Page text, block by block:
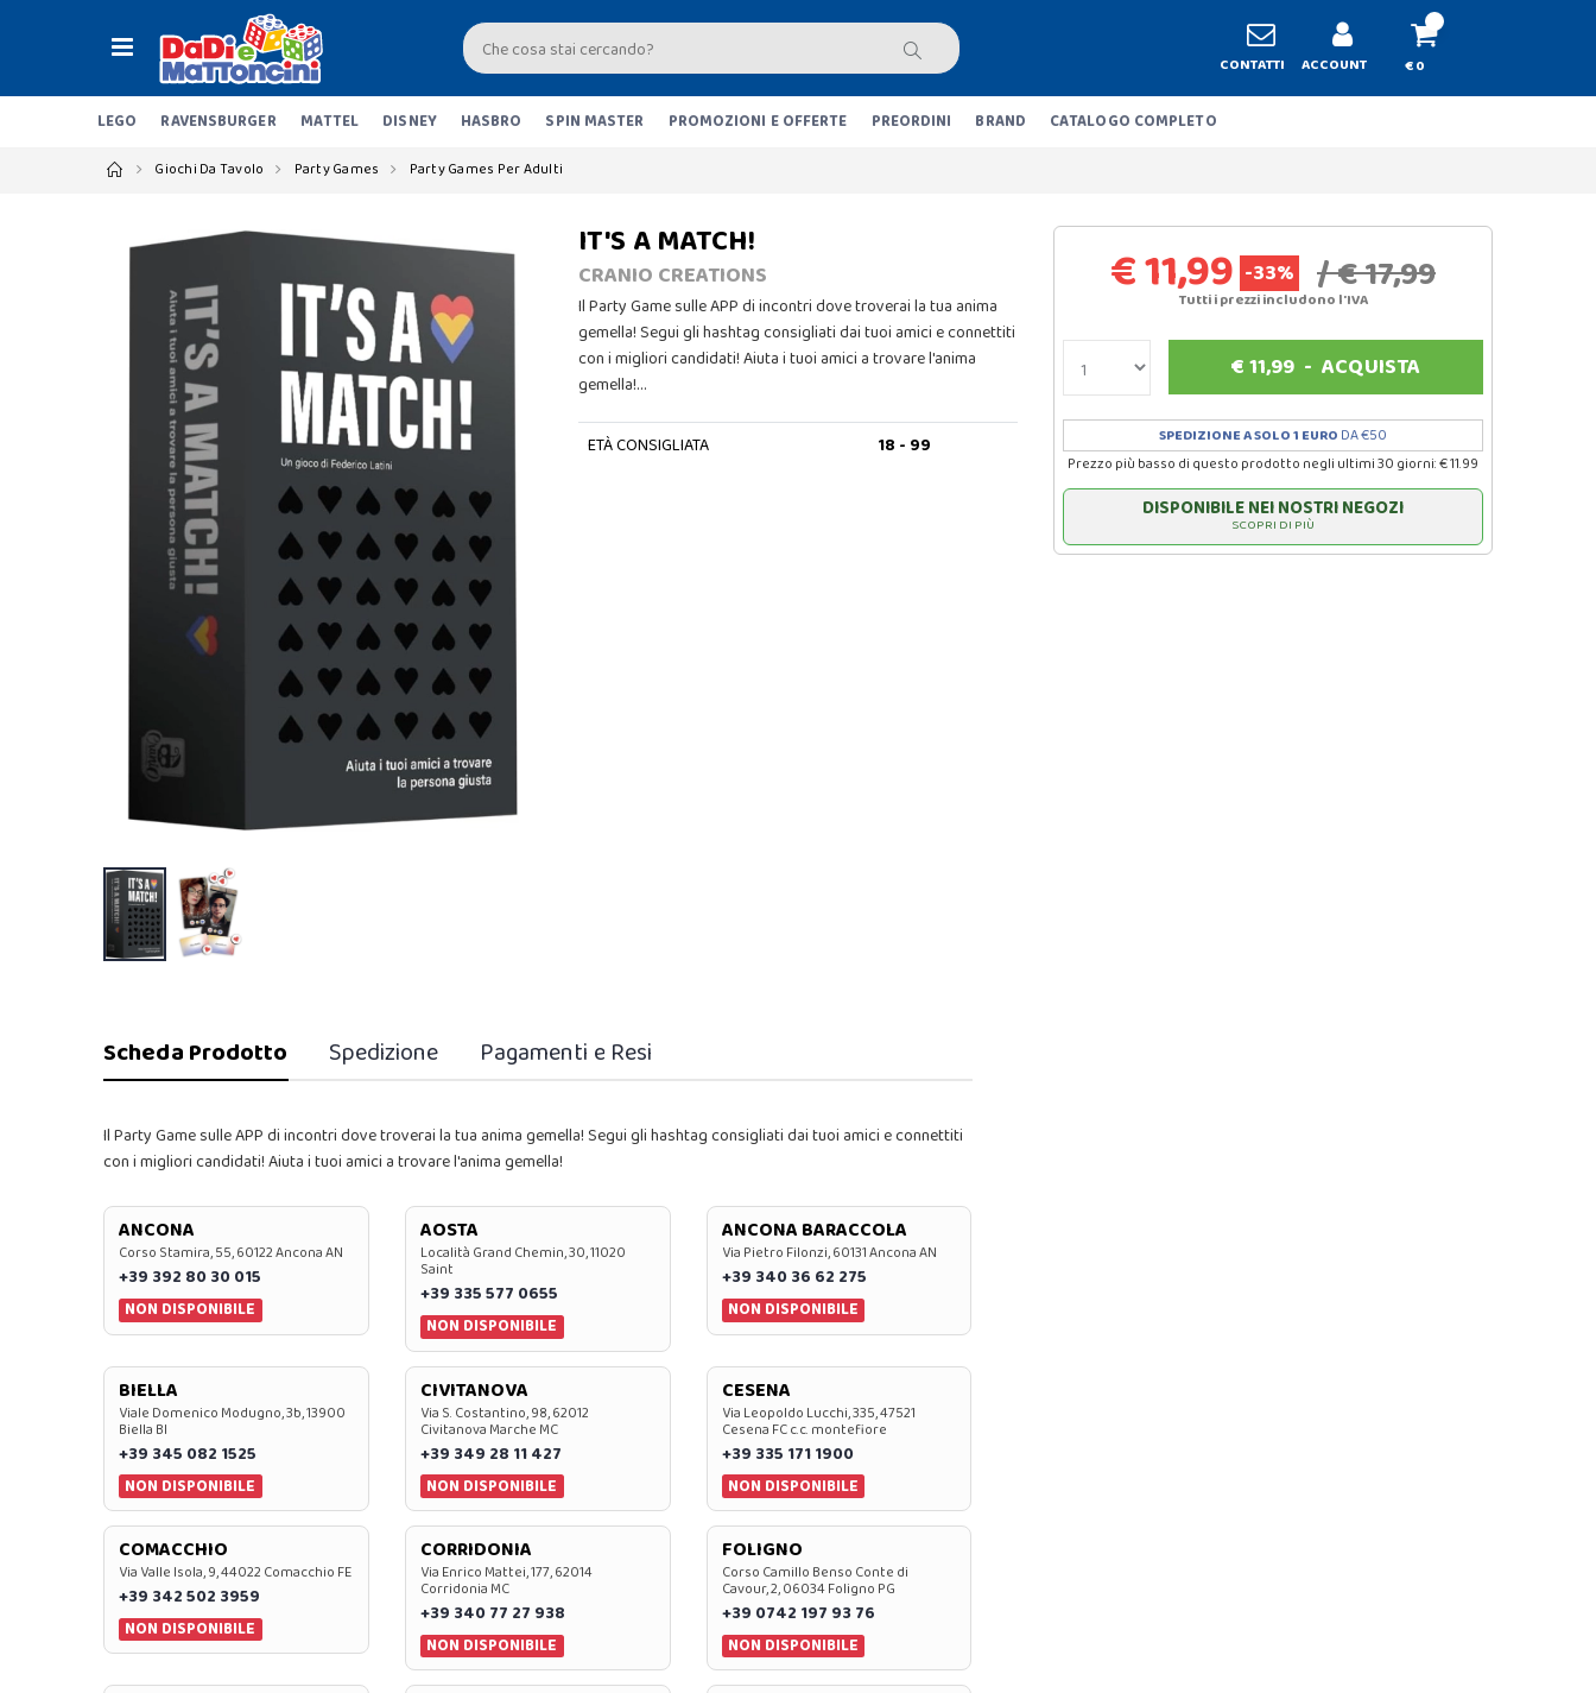
CONTATTI ACCOUNT € 0
LEGO RAVENSBURGER MATTEL DISNEY HASBRO SPIN MASTER PROMOZIONI E OFFERTE PREORDINI BRAND CATALOGO COMPLETO
Giochi Da Tavolo Party Games Party Games Per Adulti
IT'S A MATCH!
CRANIO CREATIONS
Il Party Game sulle APP di incontri dove troverai la tua anima
gemella! Segui gli hashtag consigliati dai tuoi amici e connettiti
con i migliori candidati! Aiuta i tuoi amici a trovare l'anima
gemella!…
ETÀ CONSIGLIATA 18 - 99
€ 11,99 -33% / € 17,99
Tutti i prezzi includono l'IVA
€11,99 -ACQUISTA
SPEDIZIONE A SOLO 1 EURO DA €50
Prezzo più basso di questo prodotto negli ultimi 30 giorni: € 11.99
DISPONIBILE NEI NOSTRI NEGOZI
SCOPRI DI PIÙ
Scheda Prodotto Spedizione Pagamenti e Resi
Il Party Game sulle APP di incontri dove troverai la tua anima gemella! Segui gli hashtag consigliati dai tuoi amici e connettiti
con i migliori candidati! Aiuta i tuoi amici a trovare l'anima gemella!
ANCONA
Corso Stamira, 55, 60122 Ancona AN
+39 392 80 30 015
NON DISPONIBILE
AOSTA
Località Grand Chemin, 30, 11020
Saint
+39 335 577 0655
NON DISPONIBILE
ANCONA BARACCOLA
Via Pietro Filonzi, 60131 Ancona AN
+39 340 36 62 275
NON DISPONIBILE
BIELLA
Viale Domenico Modugno, 3b, 13900
Biella BI
+39 345 082 1525
NON DISPONIBILE
CIVITANOVA
Via S. Costantino, 98, 62012
Civitanova Marche MC
+39 349 28 11 427
NON DISPONIBILE
CESENA
Via Leopoldo Lucchi, 335, 47521
Cesena FC c.c. montefiore
+39 335 171 1900
NON DISPONIBILE
COMACCHIO
Via Valle Isola, 9, 44022 Comacchio FE
+39 342 502 3959
NON DISPONIBILE
CORRIDONIA
Via Enrico Mattei, 177, 62014
Corridonia MC
+39 340 77 27 938
NON DISPONIBILE
FOLIGNO
Corso Camillo Benso Conte di
Cavour, 2, 06034 Foligno PG
+39 0742 197 93 76
NON DISPONIBILE